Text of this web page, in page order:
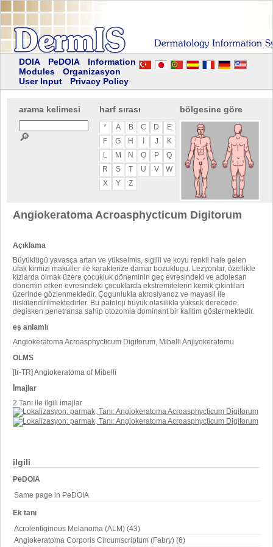
DOIA PeDOIA
Information
Modules
Organizasyon
User Input
Privacy Policy
arama kelimesi
🔎
harf sırası
* A B C D
E
F
G H J
K
L
M N O P
Q
R
S T U V
W
X
Y Z
bölgesine göre
ilgili
PeDOIA
Same page in PeDOIA
Ek tanı
Acrolentiginous Melanoma (ALM) (43)
Angiokeratoma Corporis Circumscriptum (Fabry) (6)
Angiokeratoma Acroasphycticum Digitorum
Açıklama
Büyüklügü yavasça artan ve yükselmis, sigilli ve koyu renkli hale gelen
ufak kirmizi maküller ile karakterize damar bozuklugu. Lezyonlar, özellikle
kizlarda olmak üzere çocukluk döneminin geç evresindeki ve adolesan
dönemin erken evresindeki çocuklarda ekstremitelerin kemik çikintilari
üzerinde gözlenmektedir. Çogunlukla akrosiyanoz ve mayasil ile
iliskilendirilmektedirler. Bu patoloji büyük olasilikla yüksek derecede
degisken penetransa sahip otozomla dominant bir kalitim göstermektedir.
eş anlamlı
Angiokeratoma Acroasphycticum Digitorum, Mibelli Anjiyokeratomu
OLMS
[tr-TR] Angiokeratoma of Mibelli
İmajlar
2 Tanı ile ilgili imajlar